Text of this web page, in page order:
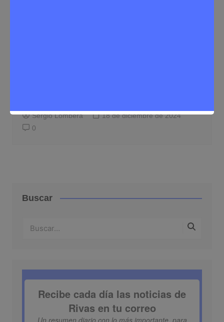
Sergio Lombera
18 de diciembre de 2024
0
Buscar